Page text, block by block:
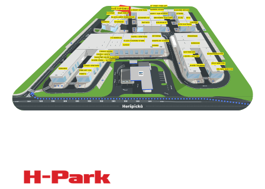
KÄRCHER
PODLAHY XXL
PODETA
HANÁK CENTRUM
DVEŘE PRÜM – ALTORESS
FINSKÁ SAUNA
ZÁVĚSY VESTA
KUCHYNĚ VÁLEK & KAČENA
TS BOHEMIA
KASKO
PLAZA FASHION STORE
SAPELI CENTRUM
KOUPELNY SYROVÝ
VETERINA
PIEDRA
DVEŘE ŠIMBERA
LUMOS LIGHTING
GASTROFANS
MEDICCO
PROCERAM
SCHACHERMAYER
JELÍNEK NÁBYTEK
JECH NÁBYTEK
WOODICA SPAHOUSE
MUSHGO
BLACKLADER WORKWEAR
W&W HOME
SVĚT SPÁNKU
KLÍČOVÉ CENTRUM
KÁVOVNÍK.CZ
NATUZZI
MOJEKOLO
OBCHŮDEK MATÝSEK
BARVY SAN MARCO
GARDEN SPACE
ST PROFI PODLAHY
ATRIUM
HI-OIL
MPO MATRACE
DIAMOND DESIGN
EFIX
LAMARK